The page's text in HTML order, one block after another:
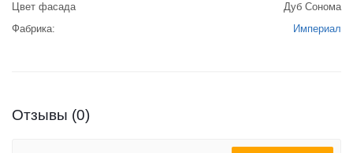
Цвет фасада
Дуб Сонома
Фабрика:
Империал
Отзывы (0)